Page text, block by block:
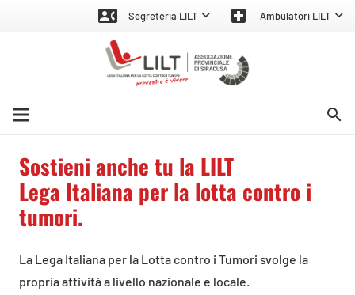
contact_phone Segreteria LILT local_hospital Ambulatori LILT
search
Sostieni anche tu la LILT
Lega Italiana per la lotta contro i
tumori.
La Lega Italiana per la Lotta contro i Tumori svolge la
propria attività a livello nazionale e locale.